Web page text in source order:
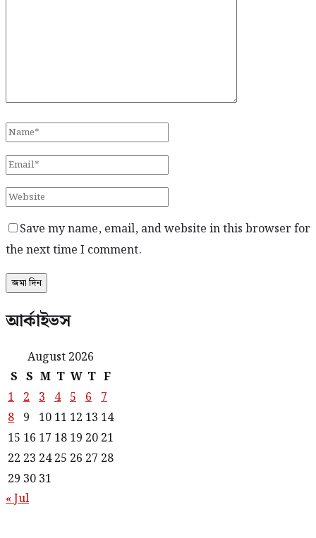
Save my name, email, and website in this browser for
the next time I comment.
আর্কাইভস
August 2026
S S M T W T F
1 2 3 4 5 6 7
8 9 10 11 12 13 14
15 16 17 18 19 20 21
22 23 24 25 26 27 28
29 30 31
« Jul